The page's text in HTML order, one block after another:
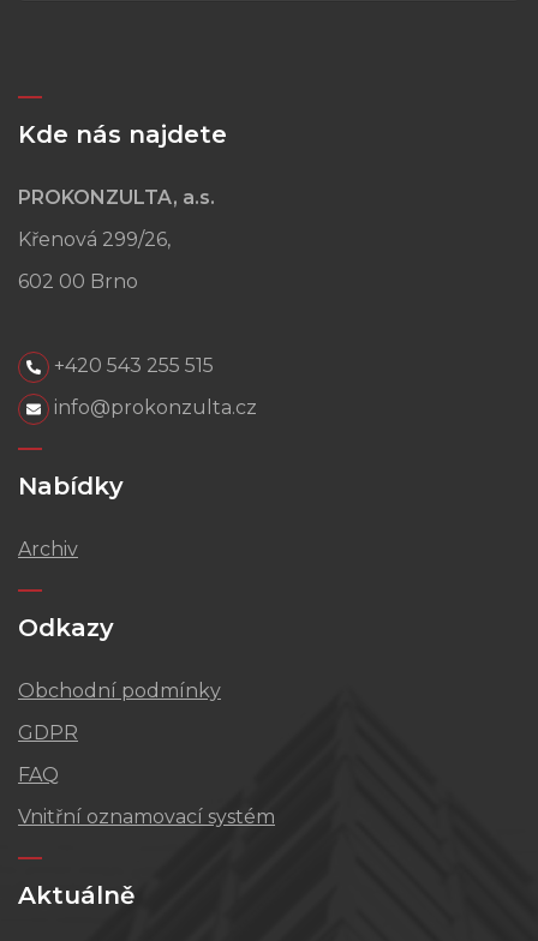
Kde nás najdete
PROKONZULTA, a.s.
Křenová 299/26,
602 00 Brno
+420 543 255 515
info@prokonzulta.cz
Nabídky
Archiv
Odkazy
Obchodní podmínky
GDPR
FAQ
Vnitřní oznamovací systém
Aktuálně